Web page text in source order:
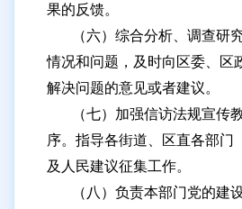
历下区解放路街道办事处
历下区文化东路街道办事处
历下区燕山街道办事处
历下区甸柳新村街道办事处
历下区姚家街道办事处
历下区龙洞街道办事处
果的反馈。
（六）综合分析、调查研
情况和问题，及时向区委、区
解决问题的意见或者建议。
（七）加强信访法规宣传
序。指导各街道、区直各部门
及人民建议征集工作。
（八）负责本部门党的建